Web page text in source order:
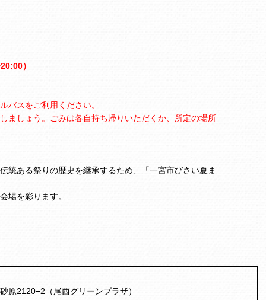
）
バスをご利用ください。
ましょう。ごみは各自持ち帰りいただくか、所定の場所
統ある祭りの歴史を継承するため、「一宮市びさい夏ま
場を彩ります。
2120−2（尾西グリーンプラザ）